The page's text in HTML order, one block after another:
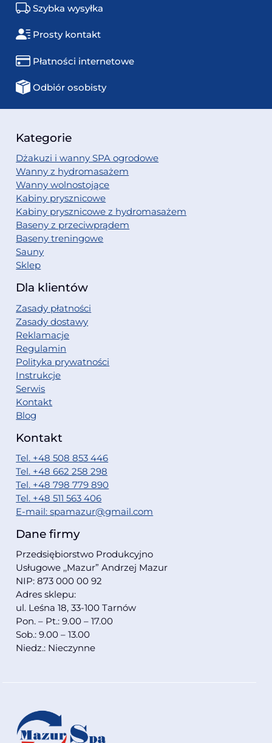
Szybka wysyłka
Prosty kontakt
Płatności internetowe
Odbiór osobisty
Kategorie
Dżakuzi i wanny SPA ogrodowe
Wanny z hydromasażem
Wanny wolnostojące
Kabiny prysznicowe
Kabiny prysznicowe z hydromasażem
Baseny z przeciwprądem
Baseny treningowe
Sauny
Sklep
Dla klientów
Zasady płatności
Zasady dostawy
Reklamacje
Regulamin
Polityka prywatności
Instrukcje
Serwis
Kontakt
Blog
Kontakt
Tel. +48 508 853 446
Tel. +48 662 258 298
Tel. +48 798 779 890
Tel. +48 511 563 406
E-mail: spamazur@gmail.com
Dane firmy
Przedsiębiorstwo Produkcyjno
Usługowe ,,Mazur” Andrzej Mazur
NIP: 873 000 00 92
Adres sklepu:
ul. Leśna 18, 33-100 Tarnów
Pon. – Pt.: 9.00 – 17.00
Sob.: 9.00 – 13.00
Niedz.: Nieczynne